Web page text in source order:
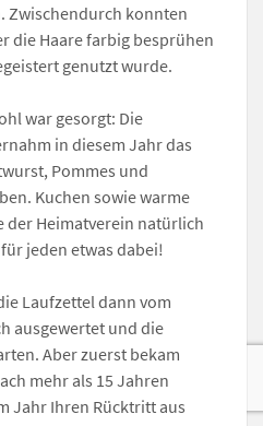
Zwischendurch konnten
die Haare farbig besprühen
genutzt wurde.
war gesorgt: Die
in diesem Jahr das
Pommes und
Kuchen sowie warme
der Heimatverein natürlich
jeden etwas dabei!
Laufzettel dann vom
ausgewertet und die
Aber zuerst bekam
mehr als 15 Jahren
Jahr Ihren Rücktritt aus